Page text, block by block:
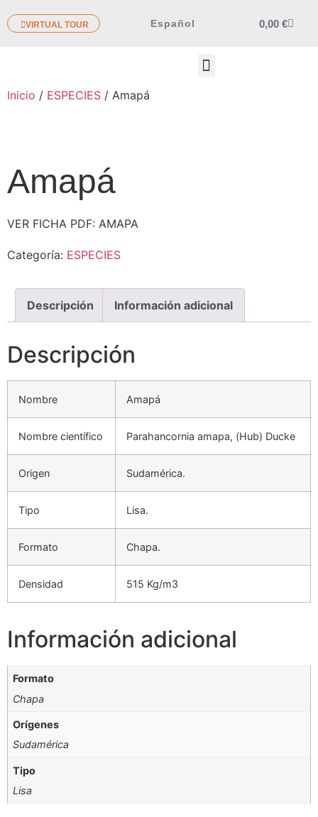
VIRTUAL TOUR Español 0,00 €
Inicio / ESPECIES / Amapá
Amapá
VER FICHA PDF: AMAPA
Categoría: ESPECIES
Descripción Información adicional
Descripción
Nombre Amapá
Nombre científico Parahancornia amapa, (Hub) Ducke
Origen Sudamérica.
Tipo Lisa.
Formato Chapa.
Densidad 515 Kg/m3
Información adicional
Formato
Chapa
Orígenes
Sudamérica
Tipo
Lisa